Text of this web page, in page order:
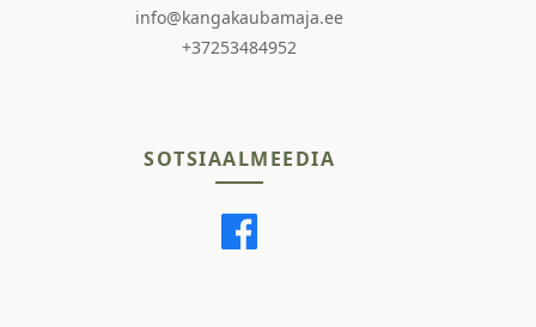
info@kangakaubamaja.ee
+37253484952
SOTSIAALMEEDIA